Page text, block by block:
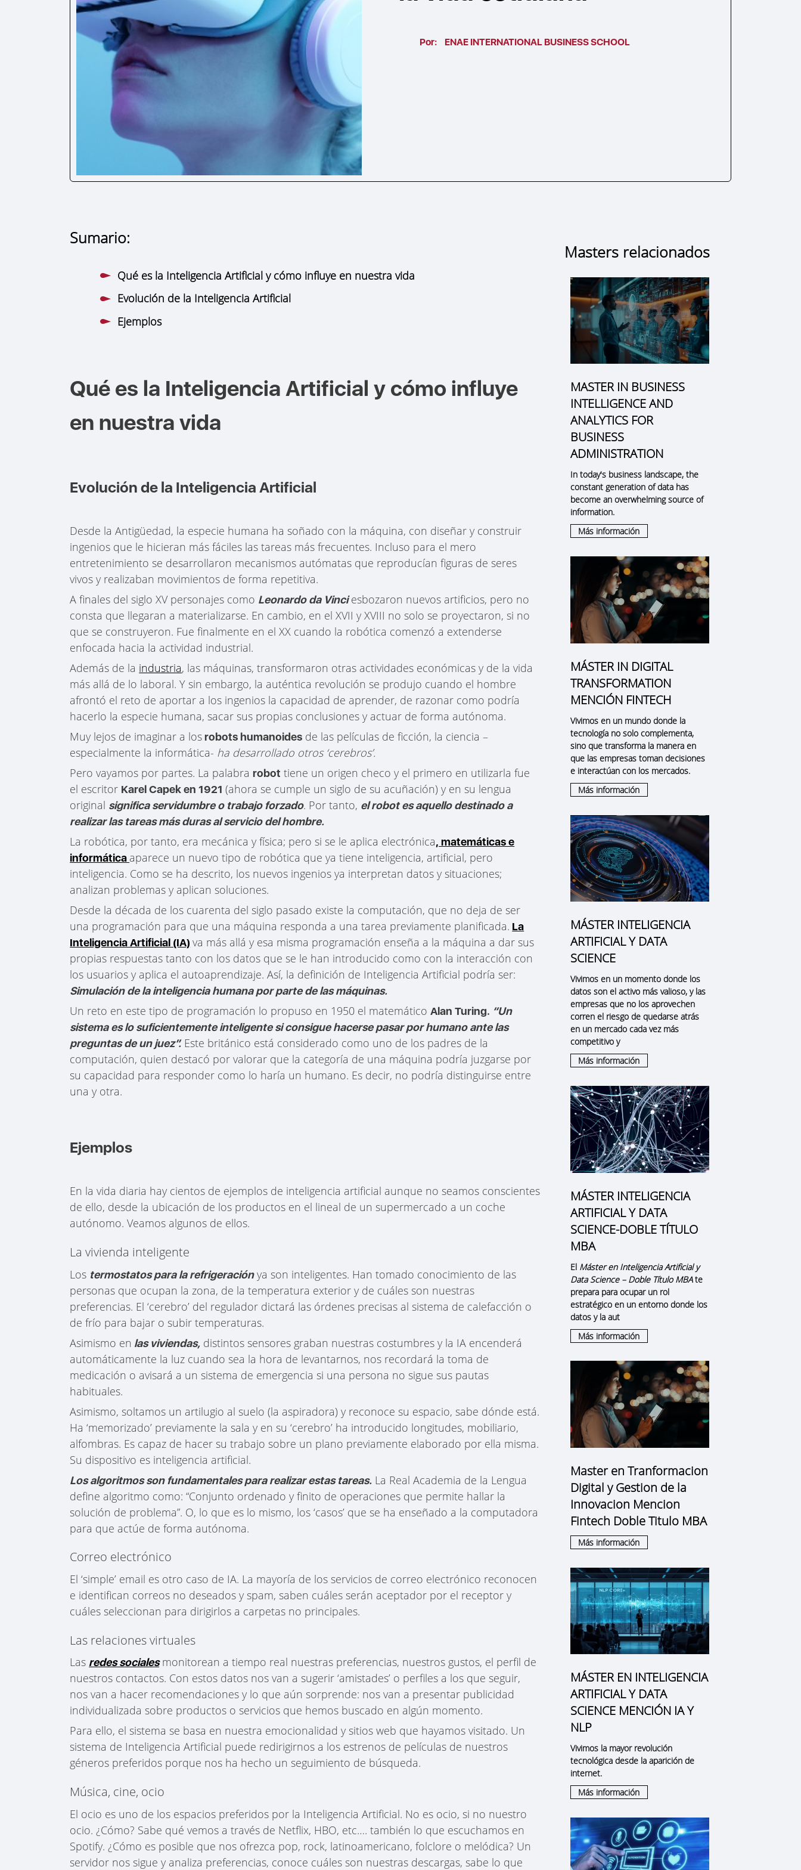
Por: ENAE INTERNATIONAL BUSINESS SCHOOL
Sumario:
Qué es la Inteligencia Artificial y cómo influye en nuestra vida
Evolución de la Inteligencia Artificial
Ejemplos
Qué es la Inteligencia Artificial y cómo influye
en nuestra vida
Evolución de la Inteligencia Artificial
Desde la Antigüedad, la especie humana ha soñado con la máquina, con diseñar y construir
ingenios que le hicieran más fáciles las tareas más frecuentes. Incluso para el mero
entretenimiento se desarrollaron mecanismos autómatas que reproducían figuras de seres
vivos y realizaban movimientos de forma repetitiva.
A finales del siglo XV personajes como Leonardo da Vinciesbozaron nuevos artificios, pero no
consta que llegaran a materializarse. En cambio, en el XVII y XVIII no solo se proyectaron, si no
que se construyeron. Fue finalmente en el XX cuando la robótica comenzó a extenderse
enfocada hacia la actividad industrial.
Además de la industria, las máquinas, transformaron otras actividades económicas y de la vida
más allá de lo laboral. Y sin embargo, la auténtica revolución se produjo cuando el hombre
afrontó el reto de aportar a los ingenios la capacidad de aprender, de razonar como podría
hacerlo la especie humana, sacar sus propias conclusiones y actuar de forma autónoma.
Muy lejos de imaginar a losrobots humanoides de las películas de ficción, la ciencia –
especialmente la informática- ha desarrollado otros ‘cerebros’.
Pero vayamos por partes. La palabrarobot tiene un origen checo y el primero en utilizarla fue
el escritor Karel Capek en 1921(ahora se cumple un siglo de su acuñación) y en su lengua
original significa servidumbre o trabajo forzado. Por tanto, el robot es aquello destinado a
realizar las tareas más duras al servicio del hombre.
La robótica, por tanto, era mecánica y física; pero si se le aplica electrónica, matemáticas e
informática aparece un nuevo tipo de robótica que ya tiene inteligencia, artificial, pero
inteligencia. Como se ha descrito, los nuevos ingenios ya interpretan datos y situaciones;
analizan problemas y aplican soluciones.
Desde la década de los cuarenta del siglo pasado existe la computación, que no deja de ser
una programación para que una máquina responda a una tarea previamente planificada. La
Inteligencia Artificial (IA) va más allá y esa misma programación enseña a la máquina a dar sus
propias respuestas tanto con los datos que se le han introducido como con la interacción con
los usuarios y aplica el autoaprendizaje. Así, la definición de Inteligencia Artificial podría ser:
Simulación de la inteligencia humana por parte de las máquinas.
Un reto en este tipo de programación lo propuso en 1950 el matemáticoAlan Turing. “Un
sistema es lo suficientemente inteligente si consigue hacerse pasar por humano ante las
preguntas de un juez”.Este británico está considerado como uno de los padres de la
computación, quien destacó por valorar que la categoría de una máquina podría juzgarse por
su capacidad para responder como lo haría un humano. Es decir, no podría distinguirse entre
una y otra.
Ejemplos
En la vida diaria hay cientos de ejemplos de inteligencia artificial aunque no seamos conscientes
de ello, desde la ubicación de los productos en el lineal de un supermercado a un coche
autónomo. Veamos algunos de ellos.
La vivienda inteligente
Los termostatos para la refrigeraciónya son inteligentes. Han tomado conocimiento de las
personas que ocupan la zona, de la temperatura exterior y de cuáles son nuestras
preferencias. El ‘cerebro’ del regulador dictará las órdenes precisas al sistema de calefacción o
de frío para bajar o subir temperaturas.
Asimismo en las viviendas, distintos sensores graban nuestras costumbres y la IA encenderá
automáticamente la luz cuando sea la hora de levantarnos, nos recordará la toma de
medicación o avisará a un sistema de emergencia si una persona no sigue sus pautas
habituales.
Asimismo, soltamos un artilugio al suelo (la aspiradora) y reconoce su espacio, sabe dónde está.
Ha ‘memorizado’ previamente la sala y en su ‘cerebro’ ha introducido longitudes, mobiliario,
alfombras. Es capaz de hacer su trabajo sobre un plano previamente elaborado por ella misma.
Su dispositivo es inteligencia artificial.
Los algoritmos son fundamentales para realizar estas tareas. La Real Academia de la Lengua
define algoritmo como: “Conjunto ordenado y finito de operaciones que permite hallar la
solución de problema”. O, lo que es lo mismo, los ‘casos’ que se ha enseñado a la computadora
para que actúe de forma autónoma.
Correo electrónico
El ‘simple’ email es otro caso de IA. La mayoría de los servicios de correo electrónico reconocen
e identifican correos no deseados y spam, saben cuáles serán aceptador por el receptor y
cuáles seleccionan para dirigirlos a carpetas no principales.
Las relaciones virtuales
Las redes socialesmonitorean a tiempo real nuestras preferencias, nuestros gustos, el perfil de
nuestros contactos. Con estos datos nos van a sugerir ‘amistades’ o perfiles a los que seguir,
nos van a hacer recomendaciones y lo que aún sorprende: nos van a presentar publicidad
individualizada sobre productos o servicios que hemos buscado en algún momento.
Para ello, el sistema se basa en nuestra emocionalidad y sitios web que hayamos visitado. Un
sistema de Inteligencia Artificial puede redirigirnos a los estrenos de películas de nuestros
géneros preferidos porque nos ha hecho un seguimiento de búsqueda.
Música, cine, ocio
El ocio es uno de los espacios preferidos por la Inteligencia Artificial. No es ocio, si no nuestro
ocio. ¿Cómo? Sabe qué vemos a través de Netflix, HBO, etc…. también lo que escuchamos en
Spotify. ¿Cómo es posible que nos ofrezca pop, rock, latinoamericano, folclore o melódica? Un
servidor nos sigue y analiza preferencias, conoce cuáles son nuestras descargas, sabe lo que
Masters relacionados
MASTER IN BUSINESS
INTELLIGENCE AND
ANALYTICS FOR
BUSINESS
ADMINISTRATION
In today's business landscape, the
constant generation of data has
become an overwhelming source of
information.
Más información
MÁSTER IN DIGITAL
TRANSFORMATION
MENCIÓN FINTECH
Vivimos en un mundo donde la
tecnología no solo complementa,
sino que transforma la manera en
que las empresas toman decisiones
e interactúan con los mercados.
Más información
MÁSTER INTELIGENCIA
ARTIFICIAL Y DATA
SCIENCE
Vivimos en un momento donde los
datos son el activo más valioso, y las
empresas que no los aprovechen
corren el riesgo de quedarse atrás
en un mercado cada vez más
competitivo y
Más información
MÁSTER INTELIGENCIA
ARTIFICIAL Y DATA
SCIENCE-DOBLE TÍTULO
MBA
El Máster en Inteligencia Artificial y
Data Science – Doble Título MBAte
prepara para ocupar un rol
estratégico en un entorno donde los
datos y la aut
Más información
Master en Tranformacion
Digital y Gestion de la
Innovacion Mencion
Fintech Doble Titulo MBA
Más información
MÁSTER EN INTELIGENCIA
ARTIFICIAL Y DATA
SCIENCE MENCIÓN IA Y
NLP
Vivimos la mayor revolución
tecnológica desde la aparición de
internet.
Más información